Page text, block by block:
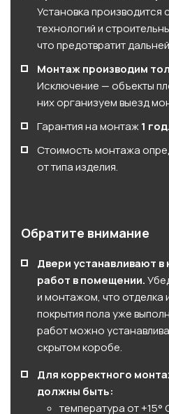
Установка
технологий и
что предотвратит
Монтаж производим
Исключение — объекты
них организуем выезд
Гарантия на монтаж1 год.
Стоимость монтажа
от типа изделия.
Обратите внимание
Двери устанавливают
работ в помещении.
и монтажом, что отделка
покрытия пола уже
работ можно
скрытом коробе.
Для корректного
должны быть:
температура от +15°